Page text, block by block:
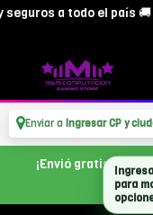
a todo el país 🚚|
Enviar a Ingresar CP y
¡Envió gratis en
para